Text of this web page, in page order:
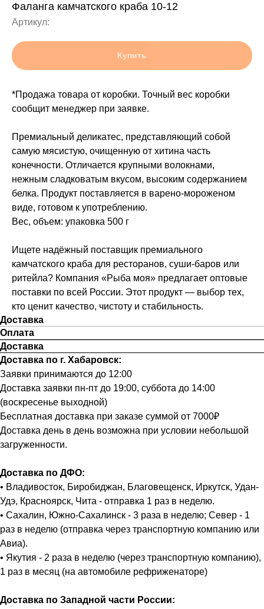
Фаланга камчатского краба 10-12
Артикул:
Купить
*Продажа товара от коробки. Точный вес коробки
сообщит менеджер при заявке.
Премиальный деликатес, представляющий собой
самую мясистую, очищенную от хитина часть
конечности. Отличается крупными волокнами,
нежным сладковатым вкусом, высоким содержанием
белка. Продукт поставляется в варено-мороженом
виде, готовом к употреблению.
Вес, объем: упаковка 500 г
Ищете надёжный поставщик премиального
камчатского краба для ресторанов, суши-баров или
ритейла? Компания «Рыба моя» предлагает оптовые
поставки по всей России. Этот продукт — выбор тех,
кто ценит качество, чистоту и стабильность.
Доставка
Оплата
Доставка
Доставка по г. Хабаровск:
Заявки принимаются до 12:00
Доставка заявки пн-пт до 19:00, суббота до 14:00
(воскресенье выходной)
Бесплатная доставка при заказе суммой от 7000₽
Доставка день в день возможна при условии небольшой
загруженности.
Доставка по ДФО:
• Владивосток, Биробиджан, Благовещенск, Иркутск, Удан-
Удэ, Красноярск, Чита - отправка 1 раз в неделю.
• Сахалин, Южно-Сахалинск - 3 раза в неделю; Север - 1
раз в неделю (отправка через транспортную компанию или
Авиа).
• Якутия - 2 раза в неделю (через транспортную компанию),
1 раз в месяц (на автомобиле рефриженаторе)
Доставка по Западной части России: